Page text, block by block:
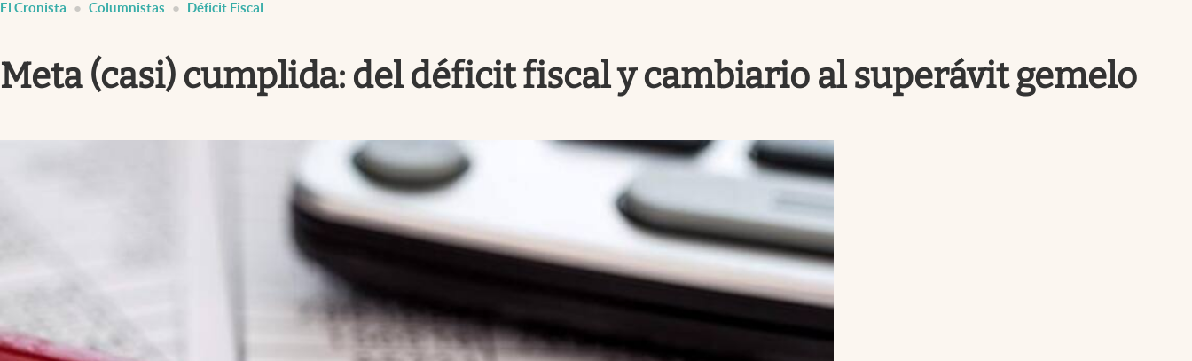
Infotechnology
Clima
Eventos Corporativos
El Cronista Columnistas Déficit Fiscal
Meta (casi) cumplida: del déficit fiscal y cambiario al superávit gemelo